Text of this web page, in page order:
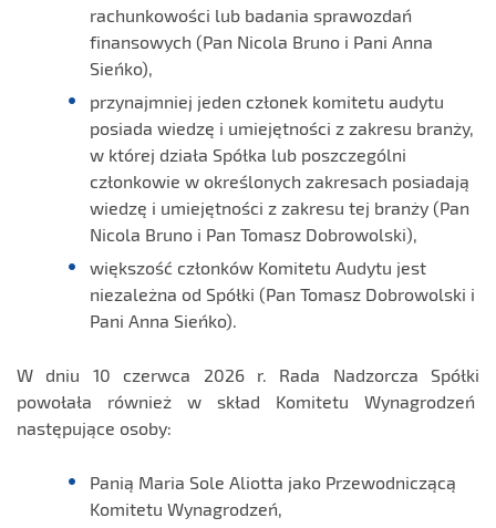
rachunkowości lub badania sprawozdań
finansowych (Pan Nicola Bruno i Pani Anna
Sieńko),
przynajmniej jeden członek komitetu audytu
posiada wiedzę i umiejętności z zakresu branży,
w której działa Spółka lub poszczególni
członkowie w określonych zakresach posiadają
wiedzę i umiejętności z zakresu tej branży (Pan
Nicola Bruno i Pan Tomasz Dobrowolski),
większość członków Komitetu Audytu jest
niezależna od Spółki (Pan Tomasz Dobrowolski i
Pani Anna Sieńko).
W dniu 10 czerwca 2026 r. Rada Nadzorcza Spółki
powołała również w skład Komitetu Wynagrodzeń
następujące osoby:
Panią Maria Sole Aliotta jako Przewodniczącą
Komitetu Wynagrodzeń,